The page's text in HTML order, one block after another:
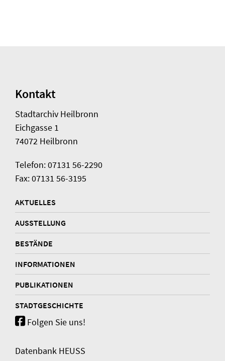
Kontakt
Stadtarchiv Heilbronn
Eichgasse 1
74072 Heilbronn
Telefon: 07131 56-2290
Fax: 07131 56-3195
AKTUELLES
AUSSTELLUNG
BESTÄNDE
INFORMATIONEN
PUBLIKATIONEN
STADTGESCHICHTE
Folgen Sie uns!
Datenbank HEUSS